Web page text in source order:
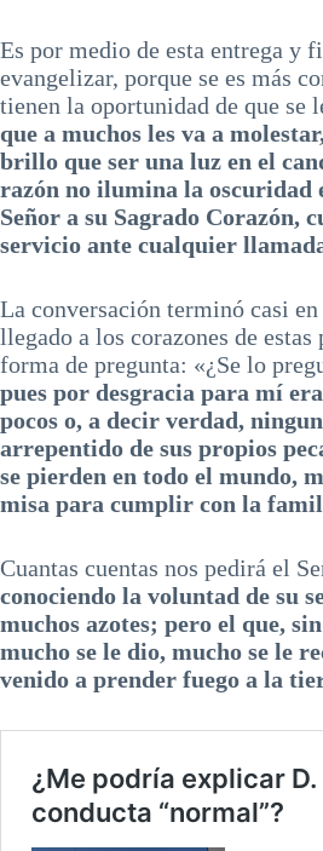
Es por medio de esta entrega y
evangelizar, porque se es más
tienen la oportunidad de que se
que a muchos les va a
brillo que ser una luz en el
razón no ilumina la oscuridad
Señor a su Sagrado Corazón,
servicio ante cualquier
La conversación terminó casi
llegado a los corazones de
forma de pregunta: «¿Se lo
pues por desgracia para mí
pocos o, a decir verdad,
arrepentido de sus propios
se pierden en todo el mundo,
misa para cumplir con la
Cuantas cuentas nos pedirá el
conociendo la voluntad de su
muchos azotes; pero el que,
mucho se le dio, mucho se le
venido a prender fuego a la